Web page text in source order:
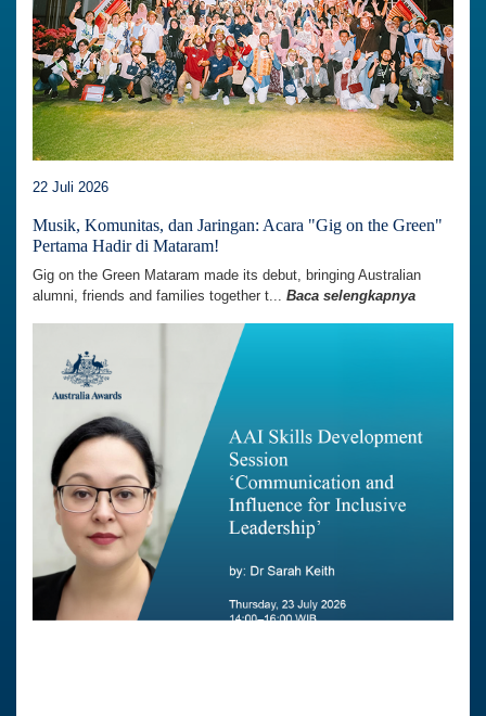
22 Juli 2026
Musik, Komunitas, dan Jaringan: Acara "Gig on the Green"
Pertama Hadir di Mataram!
Gig on the Green Mataram made its debut, bringing Australian
alumni, friends and families together t... Baca selengkapnya